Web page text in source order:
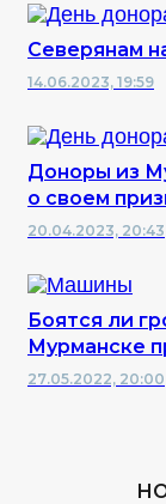
Северянам
14.06.2023, 19:59
Доноры из
о своем
20.04.2023, 20:43
Боятся ли
Мурманске
27.05.2022, 20:00